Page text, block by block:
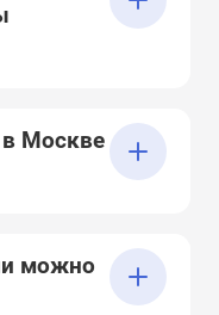
в Москве
можно